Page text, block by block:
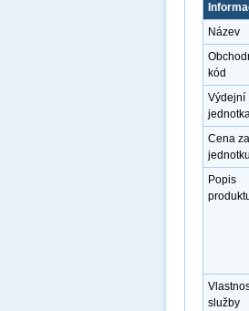
Název
kód
Výdejní
Cena za
jednotku
Popis
služby